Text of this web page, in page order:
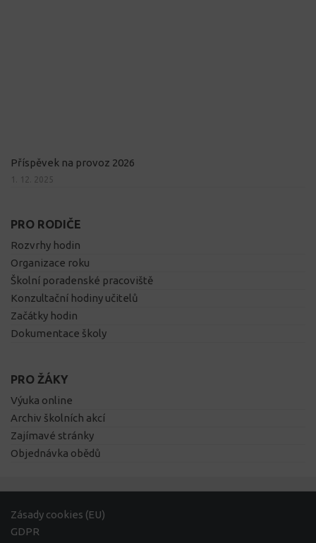
Příspěvek na provoz 2026
1. 12. 2025
PRO RODIČE
Rozvrhy hodin
Organizace roku
Školní poradenské pracoviště
Konzultační hodiny učitelů
Začátky hodin
Dokumentace školy
PRO ŽÁKY
Výuka online
Archiv školních akcí
Zajímavé stránky
Objednávka obědů
Zásady cookies (EU)
GDPR